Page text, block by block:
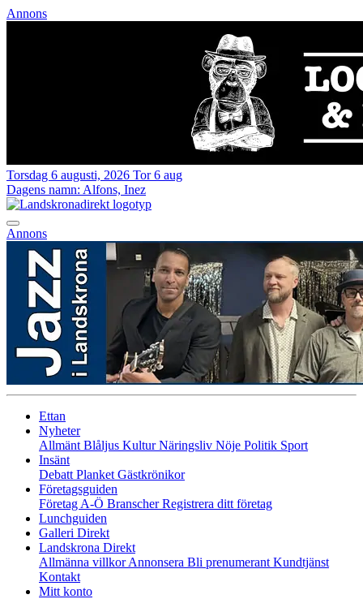
Annons
Torsdag 6 augusti, 2026 Tor 6 aug
Dagens namn: Alfons, Inez
Annons
Ettan
Nyheter
Allmänt Blåljus KulturNäringsliv Nöje Politik Sport
Insänt
Debatt Planket Gästkrönikor
Företagsguiden
Företag A-Ö BranscherRegistrera ditt företag
Lunchguiden
Galleri Direkt
Landskrona Direkt
Allmänna villkorAnnonsera Bli prenumerant Kundtjänst
Kontakt
Mitt konto